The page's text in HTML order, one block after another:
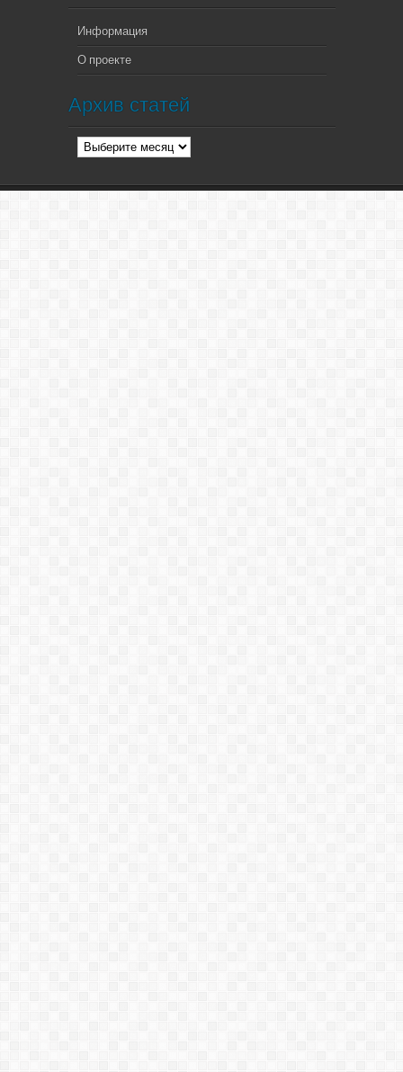
Информация
О проекте
Архив статей
Архив
статей